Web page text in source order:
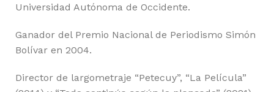
Universidad Autónoma de Occidente.
Ganador del Premio Nacional de Periodismo Simón
Bolívar en 2004.
Director de largometraje “Petecuy”, “La Película”